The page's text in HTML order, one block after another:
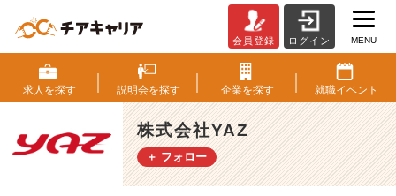
癒
し
の
ジ
バ
ニ
会員登録 ログイン MENU
求人を探す 説明会を探す 企業を探す 就職イベント
株式会社YAZ
＋ フォロー